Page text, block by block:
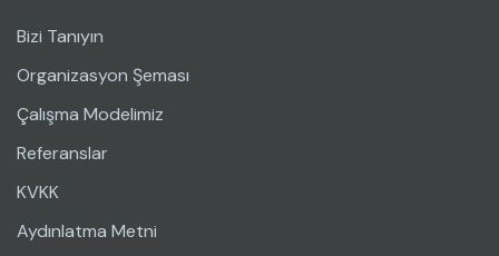
Bizi Tanıyın
Organizasyon Şeması
Çalışma Modelimiz
Referanslar
KVKK
Aydınlatma Metni